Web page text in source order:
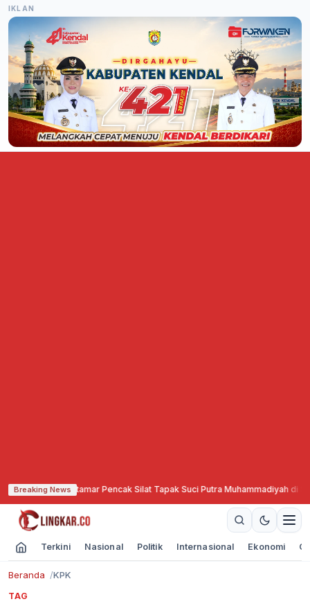
IKLAN
Breaking News
Pencak Silat Tapak Suci Putra Muhammadiyah di Semarang
Terkini Nasional Politik Internasional Ekonomi
Beranda KPK
TAG